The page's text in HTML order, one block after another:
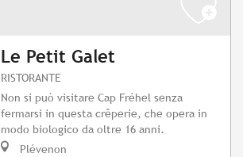
Le Petit Galet
RISTORANTE
Non si può visitare Cap Fréhel senza
fermarsi in questa crêperie, che opera in
modo biologico da oltre 16 anni.
Plévenon